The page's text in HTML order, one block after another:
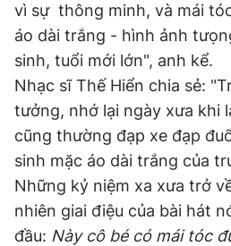
vì sự thông minh, và mái
áo dài trắng - hình ảnh
sinh, tuổi mới lớn", anh kể.
Nhạc sĩ Thế Hiển chia sẻ:
tưởng, nhớ lại ngày xưa khi
cũng thường đạp xe đạp
sinh mặc áo dài trắng của
Những kỷ niệm xa xưa trở
nhiên giai điệu của bài hát
đầu: Này cô bé có mái tóc